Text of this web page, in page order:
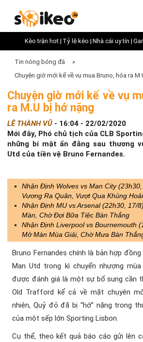
Kèo trận hot | Tỷ lệ kèo | Nhà cái uy tín |
Tin nóng bóng đá
»
Chuyện giờ mới kể về vụ mua Bruno, hóa ra
Chuyện giờ mới kể về vụ
ra M.U bị hớ nặng
LÊ THÀNH VŨ - 16:04 - 22/02/2020
Mới đây, Phó chủ tịch của CLB
những bí mật ẩn đằng sau thương
Utd của tiền vệ Bruno Fernandes.
Nhận Định Wolves vs Man City
Vương Ra Quân, Vượt Qua Khủng
Nhận Định MU vs Arsenal (22h30, 17/
Màn, Chờ Đợi Bữa Tiệc Bàn Thắng
Nhận Định Liverpool vs Bournemouth
Mở Màn Mùa Giải, Chờ Mưa Bàn
Bruno Fernandes chính là bản hợp
Man Utd trong kì chuyển nhượng
được đánh giá là một sự bổ sung cần
Old Trafford kể cả về mặt chuyên
nhiên, Quỷ đỏ đã bị “hớ” nặng trong
của một sếp lớn Sporting Lisbon.
Cụ thể, theo kết quả báo cáo gửi lên